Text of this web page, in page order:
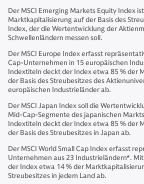
Der MSCI Emerging Markets Equity Index
Marktkapitalisierung auf der Basis des
Index, der die Wertentwicklung der
Schwellenländern messen soll.
Der MSCI Europe Index erfasst
Cap-Unternehmen in 15 europäischen
Indextiteln deckt der Index etwa 85 % der
der Basis des Streubesitzes des
europäischen Industrieländer ab.
Der MSCI Japan Index soll die
Mid-Cap-Segmente des japanischen
Indextiteln deckt der Index etwa 85 % der
der Basis des Streubesitzes in Japan ab.
Der MSCI World Small Cap Index erfasst
Unternehmen aus 23 Industrieländern*.
der Index etwa 14 % der
Streubesitzes in jedem Land ab.